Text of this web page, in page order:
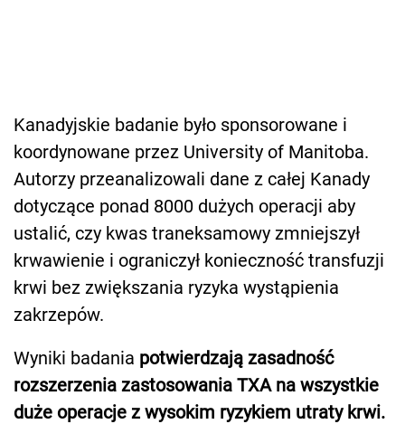
Kanadyjskie badanie było sponsorowane i
koordynowane przez University of Manitoba.
Autorzy przeanalizowali dane z całej Kanady
dotyczące ponad 8000 dużych operacji aby
ustalić, czy kwas traneksamowy zmniejszył
krwawienie i ograniczył konieczność transfuzji
krwi bez zwiększania ryzyka wystąpienia
zakrzepów.
Wyniki badania potwierdzają zasadność
rozszerzenia zastosowania TXA na wszystkie
duże operacje z wysokim ryzykiem utraty krwi.